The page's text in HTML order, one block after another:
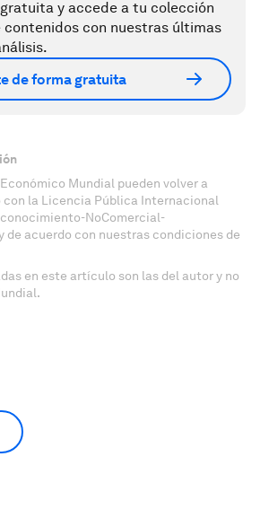
y accede a tu colección
contenidos con nuestras últimas
de forma gratuita
Mundial pueden volver a
con la Licencia Pública Internacional
NoComercial-
de acuerdo con nuestras condiciones de
en este artículo son las del autor y no